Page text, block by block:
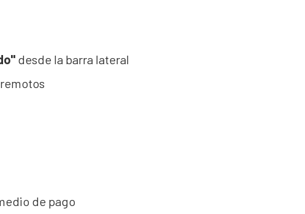
desde la barra lateral
de pago